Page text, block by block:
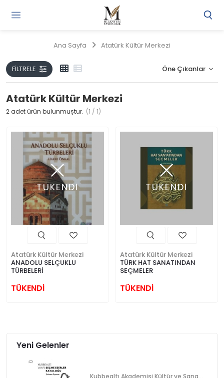
Ana Sayfa Atatürk Kültür Merkezi
FILTRELE
Atatürk Kültür Merkezi
2 adet ürün bulunmuştur. (1 / 1)
TÜKENDİ
Atatürk Kültür Merkezi
ANADOLU SELÇUKLU
TÜRBELERİ
TÜKENDİ
TÜKENDİ
Atatürk Kültür Merkezi
TÜRK HAT SANATINDAN
SEÇMELER
TÜKENDİ
Yeni Gelenler